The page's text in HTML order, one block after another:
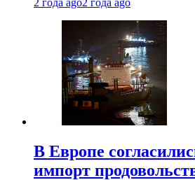
2 года ago2 года ago
В Европе
импорт